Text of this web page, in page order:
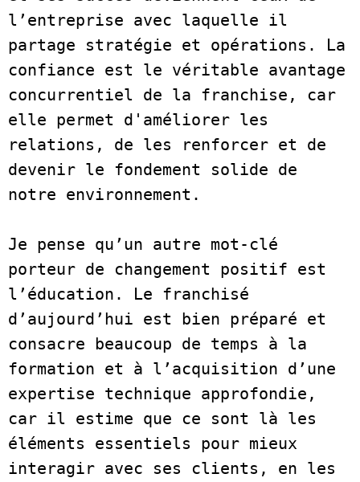
l’entreprise avec laquelle il
partage stratégie et opérations. La
confiance est le véritable avantage
concurrentiel de la franchise, car
elle permet d'améliorer les
relations, de les renforcer et de
devenir le fondement solide de
notre environnement.
Je pense qu’un autre mot-clé
porteur de changement positif est
l’éducation. Le franchisé
d’aujourd’hui est bien préparé et
consacre beaucoup de temps à la
formation et à l’acquisition d’une
expertise technique approfondie,
car il estime que ce sont là les
éléments essentiels pour mieux
interagir avec ses clients, en les